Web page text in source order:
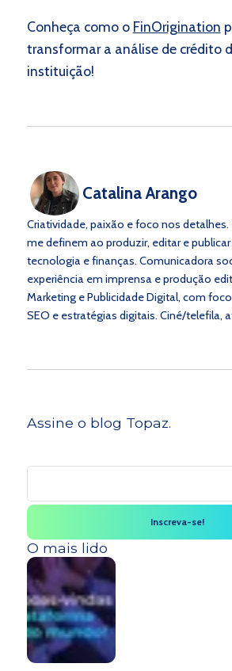
Conheça como o FinOrigination
transformar a análise de crédito
instituição!
Catalina Arango
Criatividade, paixão e foco nos detalhes.
me definem ao produzir, editar e
tecnologia e finanças. Comunicadora
experiência em imprensa e produção
Marketing e Publicidade Digital, com
SEO e estratégias digitais. Ciné/telefila,
Assine o blog Topaz.
O mais lido